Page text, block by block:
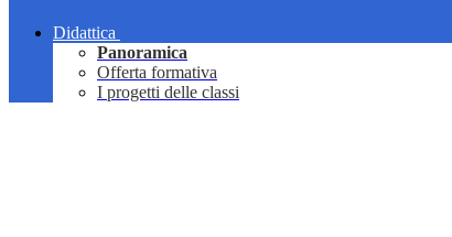
Didattica
Panoramica
Offerta formativa
I progetti delle classi